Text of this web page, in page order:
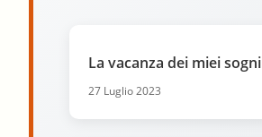
La vacanza dei miei sogni
27 Luglio 2023